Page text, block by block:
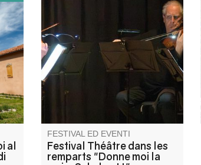
al
compositeur jouées par 4
comédiens et illustrées par ses
compositions jouées en direct
par le quatuor à cordes. Un
moment intense.
FESTIVAL ED EVENTI
Festival Théâtre dans les
remparts "Donne moi la